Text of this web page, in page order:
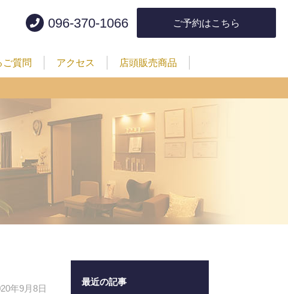
096-370-1066 ご予約はこちら
ご質問 アクセス 店頭販売商品
年9月8日
最近の記事